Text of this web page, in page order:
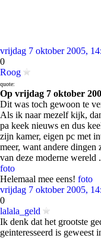
vrijdag 7 oktober 2005,
0
Roog
quote:
Op vrijdag 7 oktober
Dit was toch gewoon te
Als ik naar mezelf kijk,
pa keek nieuws en dus
zijn kamer, eigen pc met
meer, want andere
van deze moderne wereld .
foto
Helemaal mee eens! foto
vrijdag 7 oktober 2005,
0
lalala_geld
Ik denk dat het grootste
geinteresseerd is geweest